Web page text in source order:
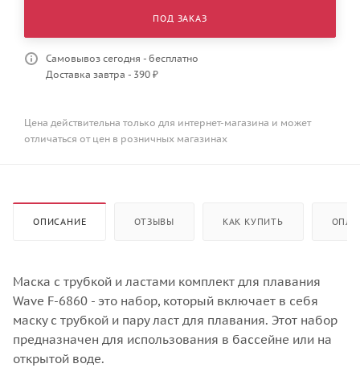
ПОД ЗАКАЗ
Самовывоз сегодня - бесплатно
Доставка завтра - 390 ₽
Цена действительна только для интернет-магазина и может
отличаться от цен в розничных магазинах
ОПИСАНИЕ ОТЗЫВЫ КАК КУПИТЬ
Маска с трубкой и ластами комплект для плавания
Wave F-6860 - это набор, который включает в себя
маску с трубкой и пару ласт для плавания. Этот набор
предназначен для использования в бассейне или на
открытой воде.